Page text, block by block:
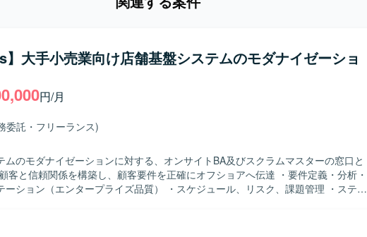
大手小売業向け店舗基盤システムのモダナイゼーショ
円/月
委託・フリーランス)
ムのモダナイゼーションに対する、オンサイトBA及びスクラムマスターの窓口と
客と信頼関係を構築し、顧客要件を正確にオフショアへ伝達 ・要件定義・分析・
ーション（エンタープライズ品質） ・スケジュール、リスク、課題管理 ・ステー